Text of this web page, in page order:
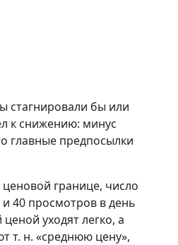
стагнировали бы или
к снижению: минус
главные предпосылки
границе, число
40 просмотров в день
уходят легко, а
т. н. «среднюю цену»,